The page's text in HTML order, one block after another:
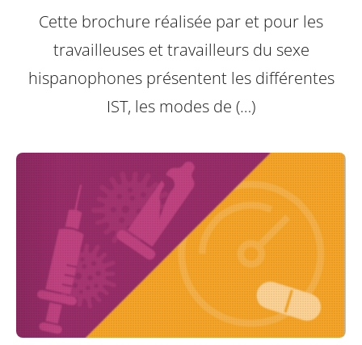
Cette brochure réalisée par et pour les
travailleuses et travailleurs du sexe
hispanophones présentent les différentes
IST, les modes de (…)